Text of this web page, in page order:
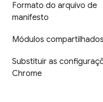
Formato do arquivo de
manifesto
Módulos compartilhados
Substituir as
Chrome